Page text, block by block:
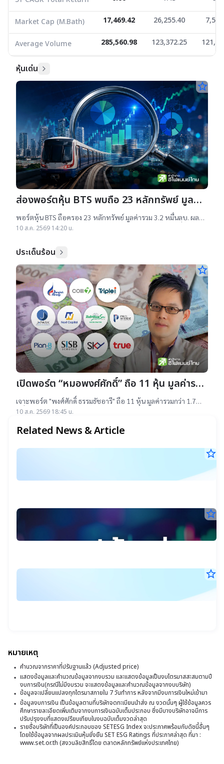
Market Cap (M.Bath) 17,469.42 26,255.40
Average Volume 285,560.98 123,372.25
หุ้นเด่น
star_border
ส่องพอร์ตหุ้น BTS พบถือ 23 หลักทรัพย์ มูลค่า
รวม 3.2 หมื่นลบ.
พอร์ตหุ้น BTS ถือครอง 23 หลักทรัพย์ มูลค่ารวม 3.2 หมื่นลบ. ผล
ตอบแทนราคาหุ้น YTD จาก 23 หลักทรัพย์ดังกล่าว บวกเฉลี่ย 23%
10 ส.ค. 2569 14:20 น.
ประเด็นร้อน
star_border
เปิดพอร์ต “หมอพงศ์ศักดิ์” ถือ 11 หุ้น มูลค่ารวม
กว่า 1.7 หมื่นล้านบาท หลังโผล่ถือ TRUE
เจาะพอร์ต "พงศ์ศักดิ์ ธรรมธัชอารี" ถือ 11 หุ้น มูลค่ารวมกว่า 1.7
หมื่นล้านบาท หลังโผล่ถือ TRUE ลำดับ 16 พร้อมส่องผลตอบแทน
10 ส.ค. 2569 18:45 น.
Related News & Article
star_border
star_border
star_border
หมายเหตุ
คำนวณจากราคาที่ปรับฐานแล้ว (Adjusted price)
แสดงข้อมูลและคำนวณข้อมูลจากงบรวม และแสดงข้อมูลเป็นงบไตรมาสสะสมตามปี
งบการเงิน(กรณีไม่มีงบรวม จะแสดงข้อมูลและคำนวณข้อมูลจากงบบริษัท)
ข้อมูลจะเปลี่ยนแปลงทุกไตรมาสภายใน 7 วันทำการ หลังจากมีงบการเงินใหม่เข้ามา
ข้อมูลงบการเงิน เป็นข้อมูลตามที่บริษัทจดทะเบียนนำส่ง ณ งวดนั้นๆ ผู้ใช้ข้อมูลควร
ศึกษารายละเอียดเพิ่มเติมจากงบการเงินฉบับเต็มประกอบ ซึ่งมีบางบริษัทอาจมีการ
ปรับปรุงงบที่แสดงเปรียบเทียบในงบฉบับเต็มงวดล่าสุด
รายชื่อบริษัทที่เป็นองค์ประกอบของ SETESG Index จะประกาศพร้อมกับดัชนี้อื่นๆ
โดยใช้ข้อมูลจากผลประเมินหุ้นยั่งยืน SET ESG Ratings ที่ประกาศล่าสุด ที่มา :
www.set.or.th (สงวนลิขสิทธิ์โดย ตลาดหลักทรัพย์แห่งประเทศไทย)